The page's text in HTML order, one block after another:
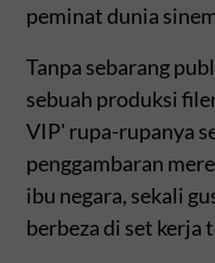
peminat dunia
Tanpa sebarang
sebuah produksi
VIP' rupa-rupanya
penggambaran
ibu negara, sekali
berbeza di set kerja